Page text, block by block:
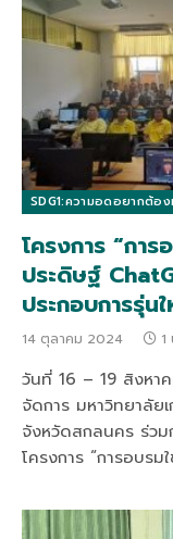
SDG1:ความอดอยากต้อ
โครงการ “กา
ประดิษฐ์
ประกอบการรุ่น
14 ตุลาคม 2024 1
วันที่ 16 – 19 สิงหา
จัดการ มหาวิทยาลัย
จังหวัดสกลนคร ร่ว
โครงการ “การอบร